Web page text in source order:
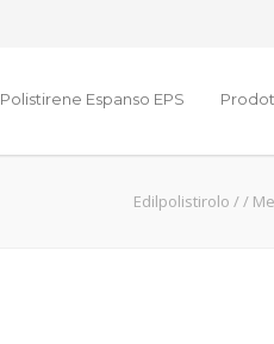
Polistirene Espanso EPS
Edilpolistirolo //